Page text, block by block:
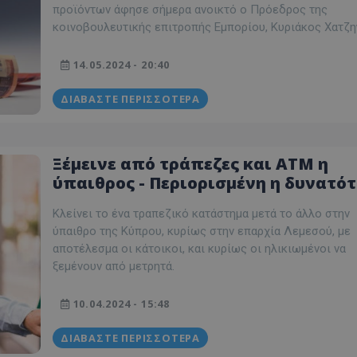
προϊόντων άφησε σήμερα ανοικτό ο Πρόεδρος της
κοινοβουλευτικής επιτροπής Εμπορίου, Κυριάκος
14.05.2024 - 20:40
ΔΙΑΒΆΣΤΕ ΠΕΡΙΣΣΌΤΕΡΑ
Ξέμεινε από τράπεζες και ATM η
ύπαιθρος - Περιορισμένη η
ηλικιωμένους
Κλείνει το ένα τραπεζικό κατάστημα μετά το άλλο στην
ύπαιθρο της Κύπρου, κυρίως στην επαρχία Λεμεσού, με
αποτέλεσμα οι κάτοικοι, και κυρίως οι ηλικιωμένοι να
ξεμένουν από μετρητά.
10.04.2024 - 15:48
ΔΙΑΒΆΣΤΕ ΠΕΡΙΣΣΌΤΕΡΑ
.twitter.com
δευτερόλεπτα
για τη
και ρομπότ.
για τον
κάνει έγκυρες
Microsoft Corporation
.tiktok.com
1 εβδομάδα 3
μέρες
Αυτό το cookie
για σκοπούς
ασφάλειας,
και τα δεδομένα
εξασφαλισμένα
περιηγούνται
ιστοσελίδας ή